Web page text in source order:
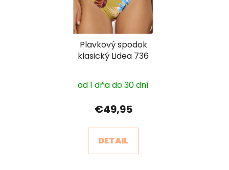
Plavkový spodok
klasický Lidea 736
od 1 dňa do 30 dní
€49,95
DETAIL